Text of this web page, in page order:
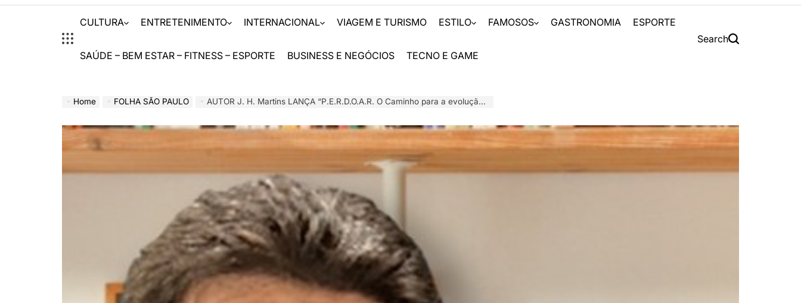
CULTURA ENTRETENIMENTO INTERNACIONAL VIAGEM E TURISMO ESTILO FAMOSOS GASTRONOMIA ESPORTE
SAÚDE – BEM ESTAR – FITNESS – ESPORTE BUSINESS E NEGÓCIOS TECNO E GAME
Search
Home FOLHA SÃO PAULO AUTOR J. H. Martins LANÇA “P.E.R.D.O.A.R. O Caminho para a evolução espiritual”